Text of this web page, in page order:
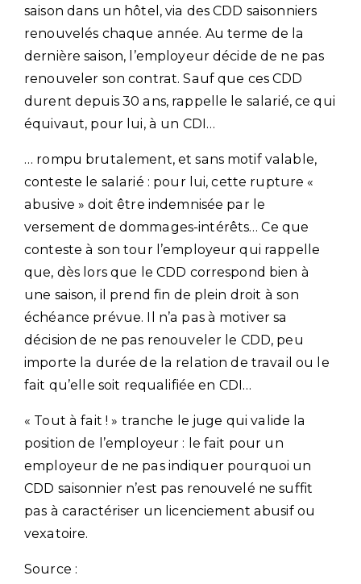
saison dans un hôtel, via des CDD saisonniers
renouvelés chaque année. Au terme de la
dernière saison, l’employeur décide de ne pas
renouveler son contrat. Sauf que ces CDD
durent depuis 30 ans, rappelle le salarié, ce qui
équivaut, pour lui, à un CDI…
… rompu brutalement, et sans motif valable,
conteste le salarié : pour lui, cette rupture «
abusive » doit être indemnisée par le
versement de dommages-intérêts… Ce que
conteste à son tour l’employeur qui rappelle
que, dès lors que le CDD correspond bien à
une saison, il prend fin de plein droit à son
échéance prévue. Il n’a pas à motiver sa
décision de ne pas renouveler le CDD, peu
importe la durée de la relation de travail ou le
fait qu’elle soit requalifiée en CDI…
« Tout à fait ! » tranche le juge qui valide la
position de l’employeur : le fait pour un
employeur de ne pas indiquer pourquoi un
CDD saisonnier n’est pas renouvelé ne suffit
pas à caractériser un licenciement abusif ou
vexatoire.
Source :